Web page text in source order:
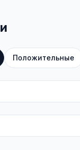
Положительные